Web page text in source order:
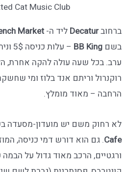
Cat Music Club
ברחובDecatur ליד ה- Market
בשם BB King
–
ערב. בכל שעה עולה להקה אחרת,
רוקנרול וריתם אנד בלוז ומי
הרחבה – מאוד מומלץ.
לא רחוק משם יש מועדון-מסעדה
Cafe. גם הוא דורש דמי כניסה,
ורגטיים, הרכב מאוד גדול על הבמה